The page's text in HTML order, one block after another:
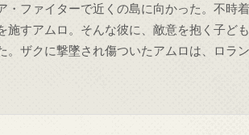
ファイターで近くの島に向かった。不時
すアムロ。そんな彼に、敵意を抱く子ど
ザクに撃墜され傷ついたアムロは、ロラ